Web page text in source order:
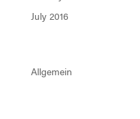
July 2016
Allgemein